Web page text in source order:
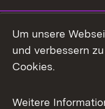
Mastodon
Messenger
Social Wall
Um unsere
und verbessern
Cookies.
Weitere